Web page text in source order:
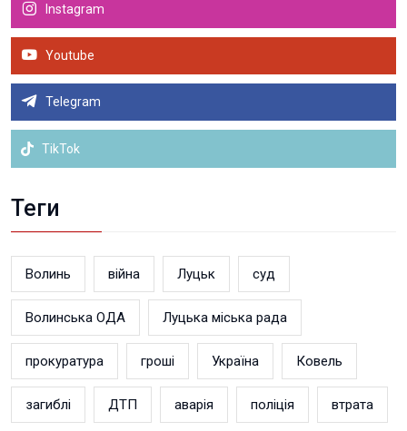
Instagram
Youtube
Telegram
TikTok
Теги
Волинь війна Луцьк суд
Волинська ОДА Луцька міська рада
прокуратура гроші Україна Ковель
загиблі ДТП аварія поліція втрата